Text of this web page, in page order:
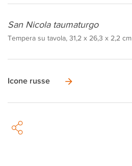
San Nicola taumaturgo
Tempera su tavola, 31,2 x 26,3 x 2,2 cm
Icone russe